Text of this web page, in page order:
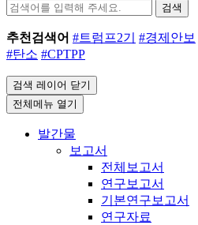
검색
추천검색어 #트럼프2기 #경제안보
#탄소 #CPTPP
검색 레이어 닫기
전체메뉴 열기
발간물
보고서
전체보고서
연구보고서
기본연구보고서
연구자료